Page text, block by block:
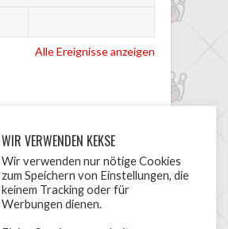
Alle Ereignisse anzeigen
WIR VERWENDEN KEKSE
Wir verwenden nur nötige Cookies
zum Speichern von Einstellungen, die
keinem Tracking oder für
Werbungen dienen.